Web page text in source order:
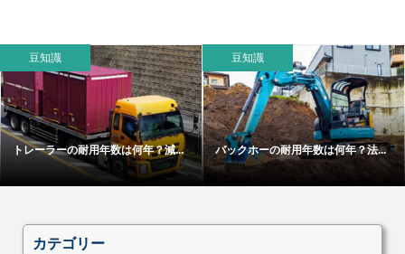
豆知識
トレーラーの耐用年数は何年？減...
豆知識
バックホーの耐用年数は何年？法...
カテゴリー